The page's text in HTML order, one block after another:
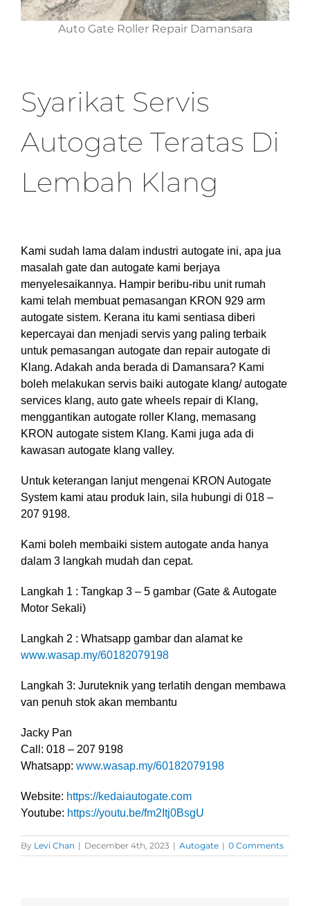
Auto Gate Roller Repair Damansara
Syarikat Servis
Autogate Teratas Di
Lembah Klang
Kami sudah lama dalam industri autogate ini, apa jua
masalah gate dan autogate kami berjaya
menyelesaikannya. Hampir beribu-ribu unit rumah
kami telah membuat pemasangan KRON 929 arm
autogate sistem. Kerana itu kami sentiasa diberi
kepercayai dan menjadi servis yang paling terbaik
untuk pemasangan autogate dan repair autogate di
Klang. Adakah anda berada di Damansara? Kami
boleh melakukan servis baiki autogate klang/ autogate
services klang, auto gate wheels repair di Klang,
menggantikan autogate roller Klang, memasang
KRON autogate sistem Klang. Kami juga ada di
kawasan autogate klang valley.
Untuk keterangan lanjut mengenai KRON Autogate
System kami atau produk lain, sila hubungi di 018 –
207 9198.
Kami boleh membaiki sistem autogate anda hanya
dalam 3 langkah mudah dan cepat.
Langkah 1 : Tangkap 3 – 5 gambar (Gate & Autogate
Motor Sekali)
Langkah 2 : Whatsapp gambar dan alamat ke
www.wasap.my/60182079198
Langkah 3: Juruteknik yang terlatih dengan membawa
van penuh stok akan membantu
Jacky Pan
Call: 018 – 207 9198
Whatsapp: www.wasap.my/60182079198
Website: https://kedaiautogate.com
Youtube: https://youtu.be/fm2Itj0BsgU
By Levi Chan | December 4th, 2023 | Autogate | 0 Comments